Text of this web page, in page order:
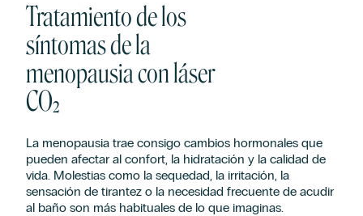
Tratamiento de los
síntomas de la
menopausia con láser
CO₂
La menopausia trae consigo cambios hormonales que
pueden afectar al confort, la hidratación y la calidad de
vida. Molestias como la sequedad, la irritación, la
sensación de tirantez o la necesidad frecuente de acudir
al baño son más habituales de lo que imaginas.